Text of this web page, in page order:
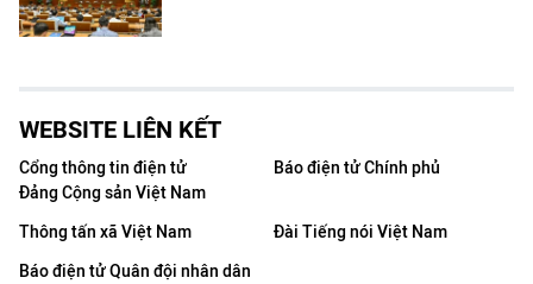
WEBSITE LIÊN KẾT
Cổng thông tin điện tử
Đảng Cộng sản Việt Nam
Báo điện tử Chính phủ
Thông tấn xã Việt Nam
Đài Tiếng nói Việt Nam
Báo điện tử Quân đội nhân dân